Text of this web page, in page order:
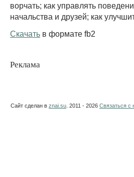
ворчать; как управлять
начальства и друзей; как
Скачать в формате fb2
Реклама
Сайт сделан в znai.su . 2011 - 2026 Связаться с